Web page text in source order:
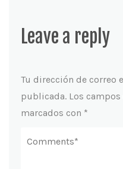
Leave a reply
Tu dirección de correo
publicada. Los
marcados con *